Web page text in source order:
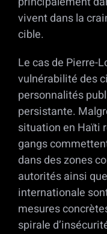
vivent dans la
cible.
Le cas de Pierre-
vulnérabilité des
personnalités
persistante.
situation en Haïti
gangs
dans des zones
autorités ainsi
internationale
mesures
spirale